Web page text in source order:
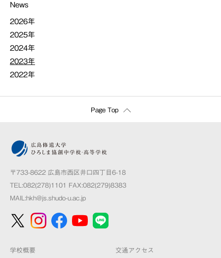
News
2026年
2025年
2024年
2023年
2022年
Page Top
〒733-8622 広島市西区井口四丁目6-18
TEL:082(278)1101 FAX:082(279)8383
MAIL:hkh@js.shudo-u.ac.jp
学校概要 交通アクセス